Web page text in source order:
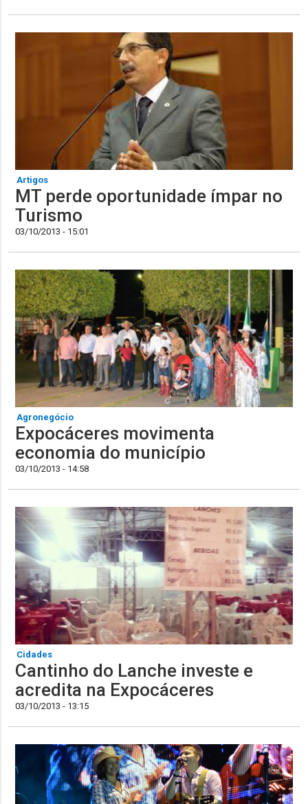
Artigos
MT perde oportunidade ímpar no
Turismo
03/10/2013 - 15:01
Agronegócio
Expocáceres movimenta
economia do município
03/10/2013 - 14:58
Cidades
Cantinho do Lanche investe e
acredita na Expocáceres
03/10/2013 - 13:15